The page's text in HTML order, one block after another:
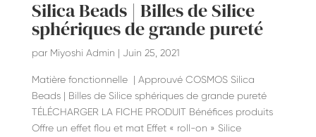
Silica Beads | Billes de Silice
sphériques de grande pureté
par Miyoshi Admin | Juin 25, 2021
Matière fonctionnelle | Approuvé COSMOS Silica
Beads | Billes de Silice sphériques de grande pureté
TÉLÉCHARGER LA FICHE PRODUIT Bénéfices produits
Offre un effet flou et mat Effet « roll-on » Silice